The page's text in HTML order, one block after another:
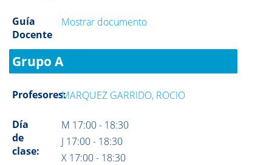
Guía
Docente
Mostrar documento
Grupo A
Profesores:MARQUEZ GARRIDO, ROCIO
Día
de
clase:
M 17:00 - 18:30
J 17:00 - 18:30
X 17:00 - 18:30